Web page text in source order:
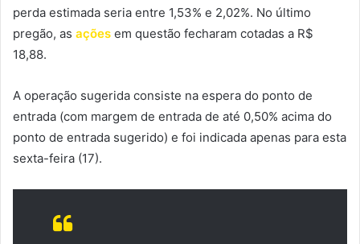
perda estimada seria entre 1,53% e 2,02%. No último
pregão, as ações em questão fecharam cotadas a R$
18,88.
A operação sugerida consiste na espera do ponto de
entrada (com margem de entrada de até 0,50% acima do
ponto de entrada sugerido) e foi indicada apenas para esta
sexta-feira (17).